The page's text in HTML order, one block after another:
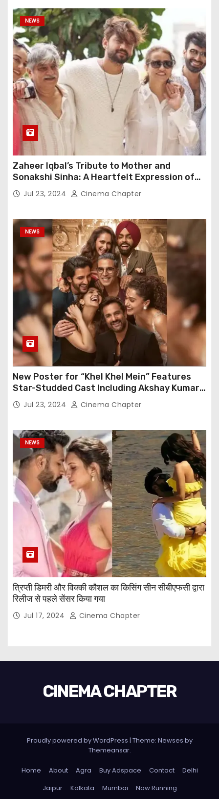
NEWS
Zaheer Iqbal’s Tribute to Mother and
Sonakshi Sinha: A Heartfelt Expression of
Gratitude
Jul 23, 2024 Cinema Chapter
NEWS
New Poster for “Khel Khel Mein” Features
Star-Studded Cast Including Akshay Kumar,
Taapsee Pannu, Fardeen Khan, and More
Jul 23, 2024 Cinema Chapter
NEWS
त्रिप्ती डिमरी और विक्की कौशल का किसिंग सीन सीबीएफसी द्वारा
रिलीज से पहले सेंसर किया गया
Jul 17, 2024 Cinema Chapter
CINEMA CHAPTER
Proudly powered by WordPress | Theme: Newses by
Themeansar.
Home About Agra Buy Adspace Contact
Delhi
Jaipur
Kolkata Mumbai Now Running